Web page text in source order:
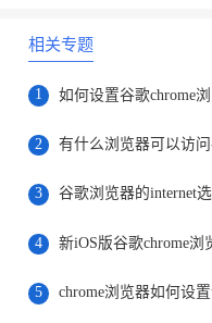
相关专题
1 如何设置谷歌chrome
2 有什么浏览器可以访
3 谷歌浏览器的internet
4
5 chrome浏览器如何设